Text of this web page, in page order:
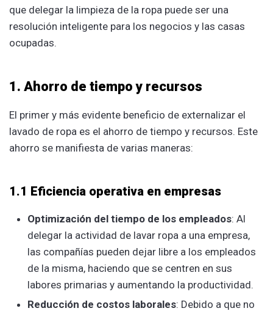
que delegar la limpieza de la ropa puede ser una
resolución inteligente para los negocios y las casas
ocupadas.
1. Ahorro de tiempo y recursos
El primer y más evidente beneficio de externalizar el
lavado de ropa es el ahorro de tiempo y recursos. Este
ahorro se manifiesta de varias maneras:
1.1 Eficiencia operativa en empresas
Optimización del tiempo de los empleados: Al
delegar la actividad de lavar ropa a una empresa,
las compañías pueden dejar libre a los empleados
de la misma, haciendo que se centren en sus
labores primarias y aumentando la productividad.
Reducción de costos laborales: Debido a que no